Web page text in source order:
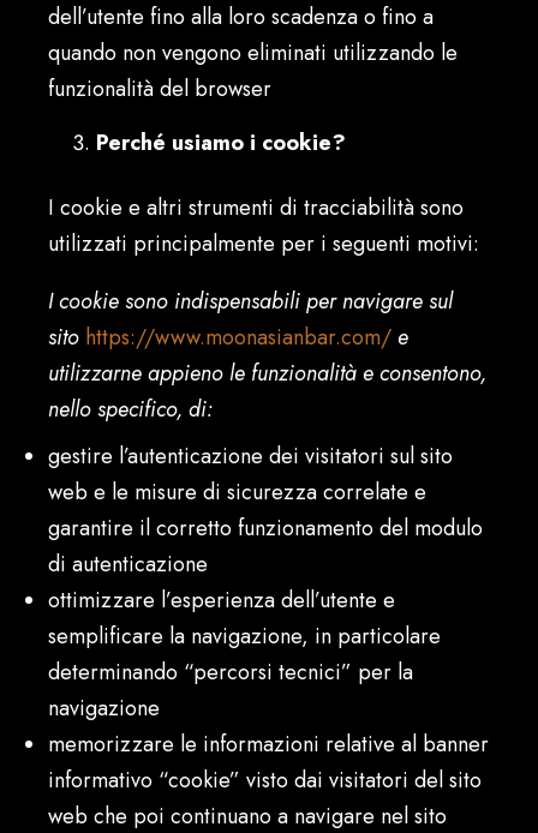
dell’utente fino alla loro scadenza o fino a
quando non vengono eliminati utilizzando le
funzionalità del browser
Perché usiamo i cookie?
I cookie e altri strumenti di tracciabilità sono
utilizzati principalmente per i seguenti motivi:
I cookie sono indispensabili per navigare sul
sito https://www.moonasianbar.com/e
utilizzarne appieno le funzionalità e consentono,
nello specifico, di:
gestire l’autenticazione dei visitatori sul sito
web e le misure di sicurezza correlate e
garantire il corretto funzionamento del modulo
di autenticazione
ottimizzare l’esperienza dell’utente e
semplificare la navigazione, in particolare
determinando “percorsi tecnici” per la
navigazione
memorizzare le informazioni relative al banner
informativo “cookie” visto dai visitatori del sito
web che poi continuano a navigare nel sito